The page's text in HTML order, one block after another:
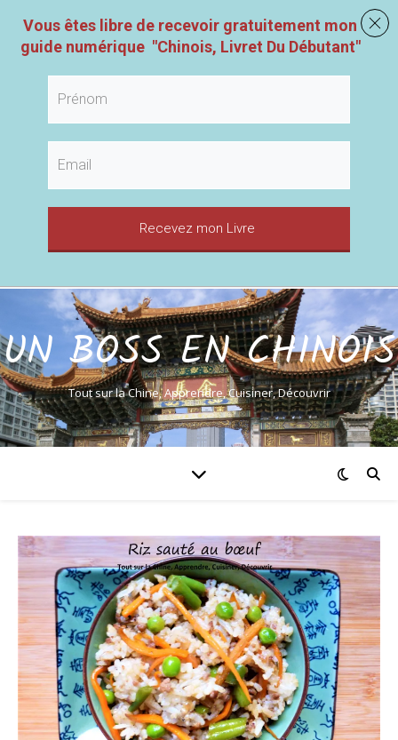
UN BOSS EN CHINOIS
Tout sur la Chine, Apprendre, Cuisiner, Découvrir
Vous êtes libre de recevoir gratuitement mon
guide numérique "Chinois, Livret Du Débutant"
Recevez mon Livre